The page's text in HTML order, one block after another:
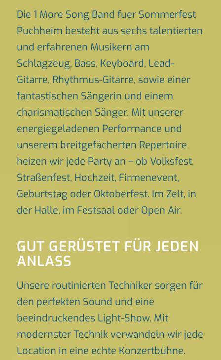
Die 1 More Song Band fuer Sommerfest
Puchheim besteht aus sechs talentierten
und erfahrenen Musikern am
Schlagzeug, Bass, Keyboard, Lead-
Gitarre, Rhythmus-Gitarre, sowie einer
fantastischen Sängerin und einem
charismatischen Sänger. Mit unserer
energiegeladenen Performance und
unserem breitgefächerten Repertoire
heizen wir jede Party an – ob Volksfest,
Straßenfest, Hochzeit, Firmenevent,
Geburtstag oder Oktoberfest. Im Zelt, in
der Halle, im Festsaal oder Open Air.
GUT GERÜSTET FÜR JEDEN
ANLASS
Unsere routinierten Techniker sorgen für
den perfekten Sound und eine
beeindruckendes Light-Show. Mit
modernster Technik verwandeln wir jede
Location in eine echte Konzertbühne.